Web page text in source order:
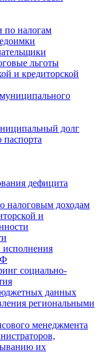
по налогам
льготы
и кредиторской
долг
дефицита
налоговым доходам
и
исполнения
социально-
данных
региональными
менеджмента
их